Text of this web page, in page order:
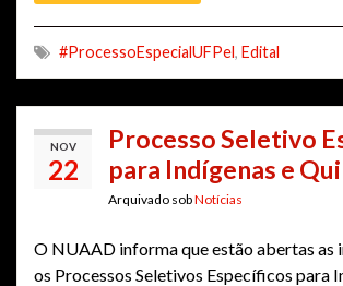
#ProcessoEspecialUFPel, Edital
NOV
22
Processo Seletivo
para Indígenas e
Arquivado sobNotícias
O NUAAD informa que estão abertas as
os Processos Seletivos Específicos para